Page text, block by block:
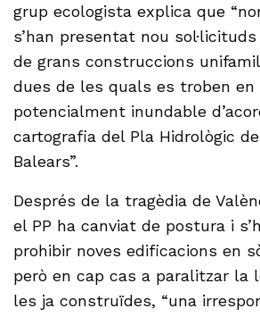
grup ecologista explica que
s’han presentat nou
de grans construccions
dues de les quals es troben en
potencialment inundable
cartografia del Pla Hidrològic
Balears”.
Després de la tragèdia de
el PP ha canviat de postura i
prohibir noves edificacions en
però en cap cas a paralitzar la
les ja construïdes, “una